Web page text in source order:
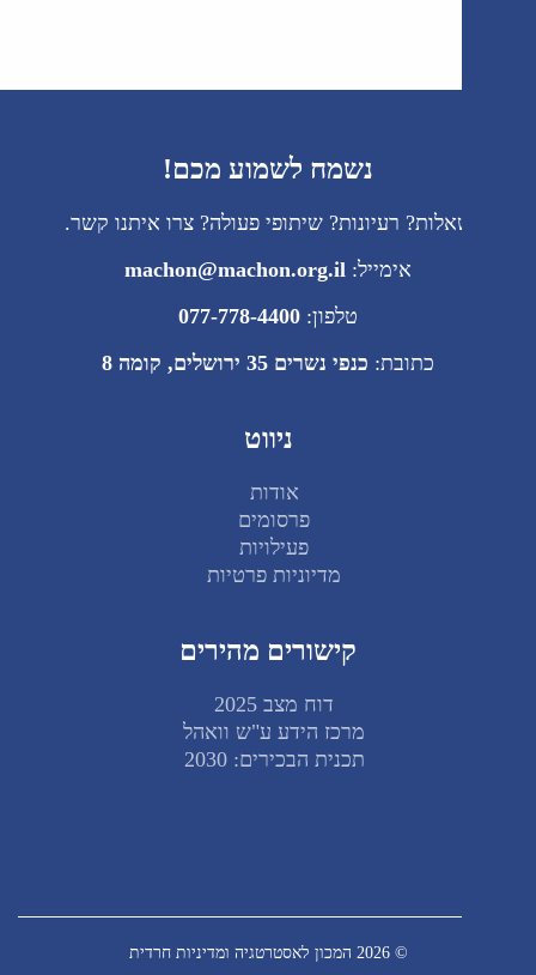
נשמח לשמוע מכם!
רעיונות? שיתופי פעולה? צרו איתנו קשר.
machon@machon.org.il
077-778-4400
כנפי נשרים 35 ירושלים, קומה 8
מדיוניות פרטיות
קישורים מהירים
דוח מצב 2025
מרכז הידע ע"ש וואהל
תכנית הבכירים: 2030